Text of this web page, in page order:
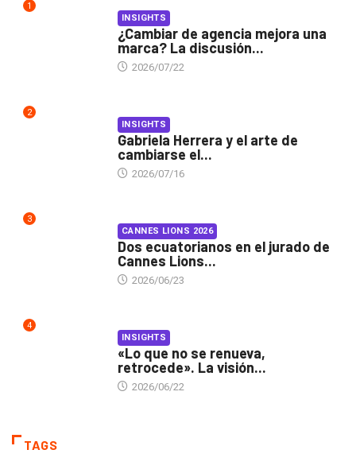
1
INSIGHTS
¿Cambiar de agencia mejora una
marca? La discusión...
2026/07/22
2
INSIGHTS
Gabriela Herrera y el arte de
cambiarse el...
2026/07/16
3
CANNES LIONS 2026
Dos ecuatorianos en el jurado de
Cannes Lions...
2026/06/23
4
INSIGHTS
«Lo que no se renueva,
retrocede». La visión...
2026/06/22
TAGS